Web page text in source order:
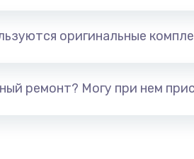
оригинальные
ремонт? Могу при нем